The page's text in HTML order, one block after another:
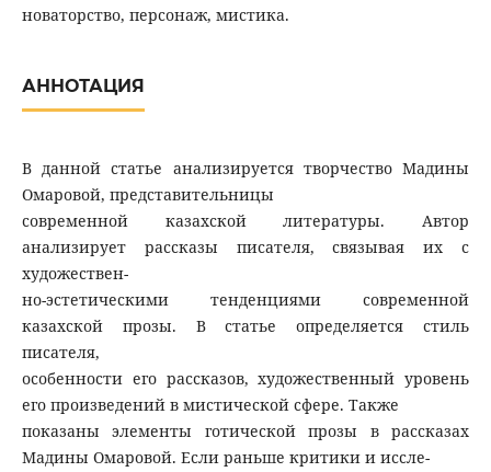
новаторство, персонаж, мистика.
АННОТАЦИЯ
В данной статье анализируется творчество Мадины
Омаровой, представительницы
современной казахской литературы. Автор
анализирует рассказы писателя, связывая их с
художествен-
но-эстетическими тенденциями современной
казахской прозы. В статье определяется стиль
писателя,
особенности его рассказов, художественный уровень
его произведений в мистической сфере. Также
показаны элементы готической прозы в рассказах
Мадины Омаровой. Если раньше критики и иссле-